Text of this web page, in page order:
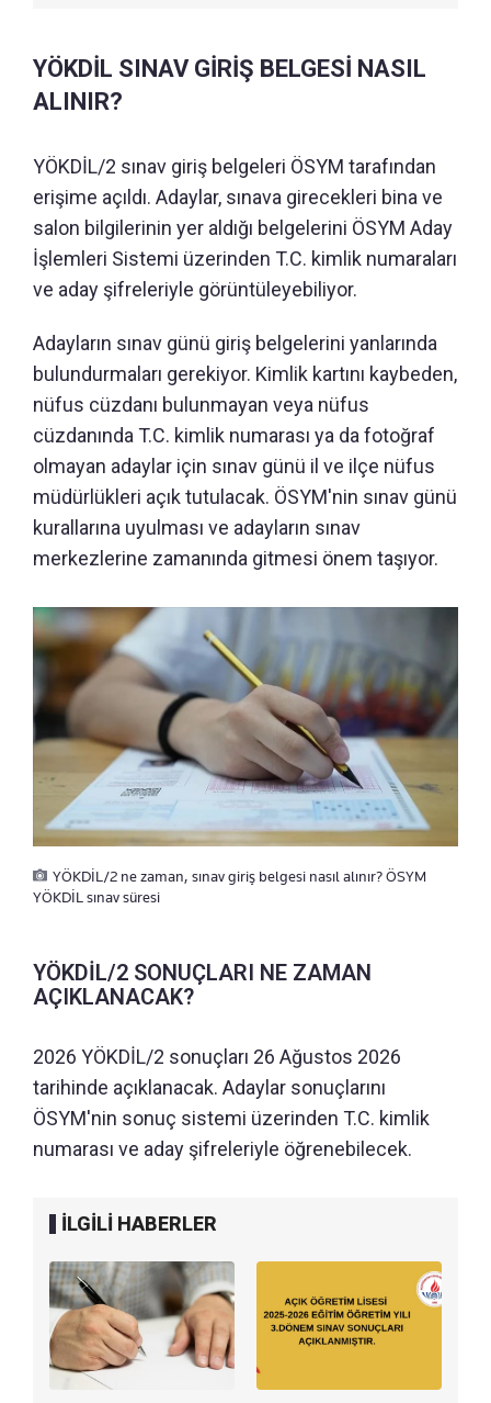
YÖKDİL SINAV GİRİŞ BELGESİ NASIL
ALINIR?
YÖKDİL/2 sınav giriş belgeleri ÖSYM tarafından
erişime açıldı. Adaylar, sınava girecekleri bina ve
salon bilgilerinin yer aldığı belgelerini ÖSYM Aday
İşlemleri Sistemi üzerinden T.C. kimlik numaraları
ve aday şifreleriyle görüntüleyebiliyor.
Adayların sınav günü giriş belgelerini yanlarında
bulundurmaları gerekiyor. Kimlik kartını kaybeden,
nüfus cüzdanı bulunmayan veya nüfus
cüzdanında T.C. kimlik numarası ya da fotoğraf
olmayan adaylar için sınav günü il ve ilçe nüfus
müdürlükleri açık tutulacak. ÖSYM'nin sınav günü
kurallarına uyulması ve adayların sınav
merkezlerine zamanında gitmesi önem taşıyor.
YÖKDİL/2 ne zaman, sınav giriş belgesi nasıl alınır? ÖSYM
YÖKDİL sınav süresi
YÖKDİL/2 SONUÇLARI NE ZAMAN
AÇIKLANACAK?
2026 YÖKDİL/2 sonuçları 26 Ağustos 2026
tarihinde açıklanacak. Adaylar sonuçlarını
ÖSYM'nin sonuç sistemi üzerinden T.C. kimlik
numarası ve aday şifreleriyle öğrenebilecek.
İLGİLİ HABERLER